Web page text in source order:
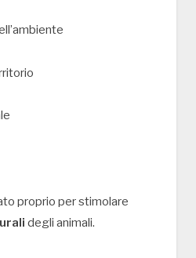
proprio per stimolare
degli animali.